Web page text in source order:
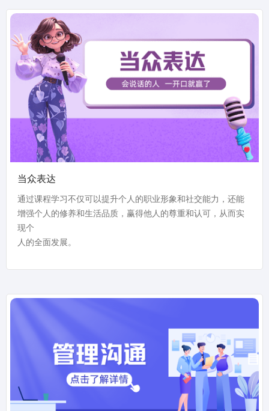
当众表达
通过课程学习不仅可以提升个人的职业形象和社交能力，还能
增强个人的修养和生活品质，赢得他人的尊重和认可，从而实
现个
人的全面发展。